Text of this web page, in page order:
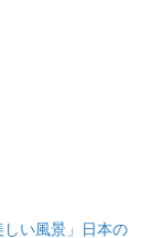
い風景」日本の